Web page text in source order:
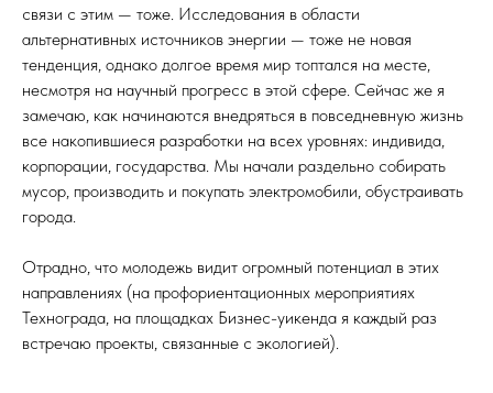
связи с этим — тоже. Исследования в области
альтернативных источников энергии — тоже не новая
тенденция, однако долгое время мир топтался на месте,
несмотря на научный прогресс в этой сфере. Сейчас же я
замечаю, как начинаются внедряться в повседневную жизнь
все накопившиеся разработки на всех уровнях: индивида,
корпорации, государства. Мы начали раздельно собирать
мусор, производить и покупать электромобили, обустраивать
города.
Отрадно, что молодежь видит огромный потенциал в этих
направлениях (на профориентационных мероприятиях
Технограда, на площадках Бизнес-уикенда я каждый раз
встречаю проекты, связанные с экологией).